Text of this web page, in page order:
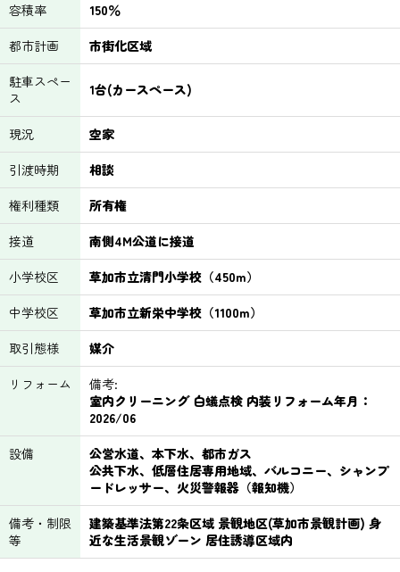
容積率
150％
都市計画
市街化区域
駐車スペー
ス
1台(カースペース)
現況
空家
引渡時期
相談
権利種類
所有権
接道
南側4M公道に接道
小学校区
草加市立清門小学校（450m）
中学校区
草加市立新栄中学校（1100m）
取引態様
媒介
リフォーム
備考:
室内クリーニング 白蟻点検 内装リフォーム年月：
2026/06
設備
公営水道、本下水、都市ガス
公共下水、低層住居専用地域、バルコニー、シャンプ
ードレッサー、火災警報器（報知機）
備考・制限
等
建築基準法第22条区域 景観地区(草加市景観計画) 身
近な生活景観ゾーン 居住誘導区域内